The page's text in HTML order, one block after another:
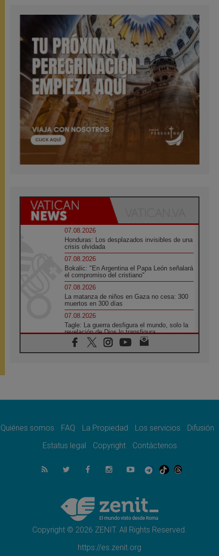
07.08.2026
Honduras: Los desplazados invisibles de una
crisis olvidada
07.08.2026
Bokalic: "En Argentina el Papa León señalará
el compromiso del cristiano"
07.08.2026
La matanza de niños en Gaza no cesa: 300
muertos en 300 días
07.08.2026
Tagle: La guerra desfigura el mundo, solo la
revelación de Dios lo transfigura
07.08.2026
Presentada la Trienal de Arte de las
espacio público
Lanzan un proyecto de empoderamiento
07.08.2026
Programa oficial del Viaje Apostólico del
Obispos de Ecuador: El bien de las familias
no admite premuras legislativas
Quiénes somos FAQ La Propiedad Los servicios
Difusión
Estatus legal
Copyright Contáctenos
Copyright © 2026 ZENIT. All Rights Reserved.
https://es.zenit.org